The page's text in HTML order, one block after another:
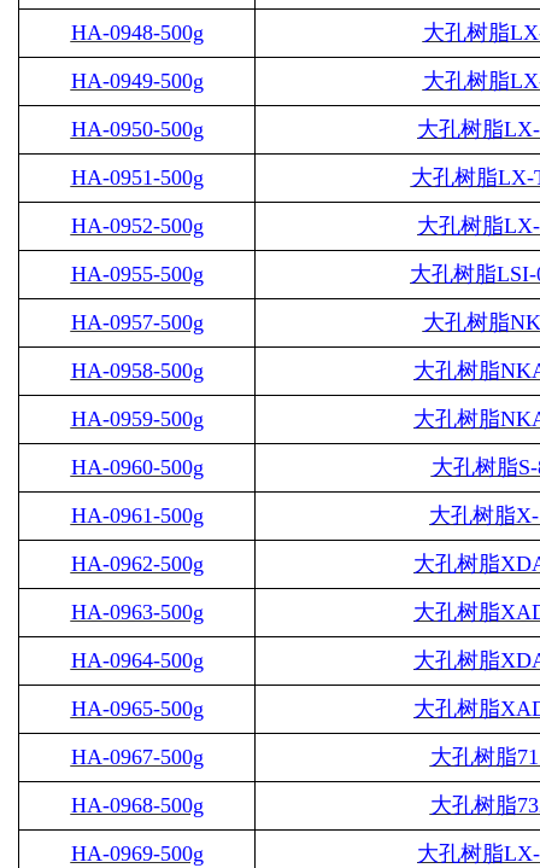
HA-0948-500g 大孔树脂
HA-0949-500g
大孔树脂
HA-0950-500g
大孔树脂
HA-0951-500g
大孔树脂LX-
HA-0952-500g
大孔树脂
HA-0955-500g
大孔树脂LSI-
HA-0957-500g
大孔树脂
HA-0958-500g
大孔树脂
HA-0959-500g
大孔树脂
HA-0960-500g
大孔树脂
HA-0961-500g
大孔树脂
HA-0962-500g
大孔树脂
HA-0963-500g
大孔树脂
HA-0964-500g
大孔树脂
HA-0965-500g
大孔树脂
HA-0967-500g
大孔树脂
HA-0968-500g
大孔树脂
HA-0969-500g
大孔树脂